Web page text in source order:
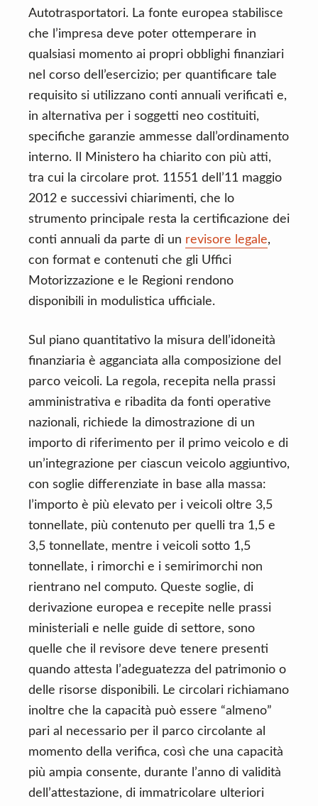
Autotrasportatori. La fonte europea stabilisce
che l’impresa deve poter ottemperare in
qualsiasi momento ai propri obblighi finanziari
nel corso dell’esercizio; per quantificare tale
requisito si utilizzano conti annuali verificati e,
in alternativa per i soggetti neo costituiti,
specifiche garanzie ammesse dall’ordinamento
interno. Il Ministero ha chiarito con più atti,
tra cui la circolare prot. 11551 dell’11 maggio
2012 e successivi chiarimenti, che lo
strumento principale resta la certificazione dei
conti annuali da parte di un revisore legale,
con format e contenuti che gli Uffici
Motorizzazione e le Regioni rendono
disponibili in modulistica ufficiale.
Sul piano quantitativo la misura dell’idoneità
finanziaria è agganciata alla composizione del
parco veicoli. La regola, recepita nella prassi
amministrativa e ribadita da fonti operative
nazionali, richiede la dimostrazione di un
importo di riferimento per il primo veicolo e di
un’integrazione per ciascun veicolo aggiuntivo,
con soglie differenziate in base alla massa:
l’importo è più elevato per i veicoli oltre 3,5
tonnellate, più contenuto per quelli tra 1,5 e
3,5 tonnellate, mentre i veicoli sotto 1,5
tonnellate, i rimorchi e i semirimorchi non
rientrano nel computo. Queste soglie, di
derivazione europea e recepite nelle prassi
ministeriali e nelle guide di settore, sono
quelle che il revisore deve tenere presenti
quando attesta l’adeguatezza del patrimonio o
delle risorse disponibili. Le circolari richiamano
inoltre che la capacità può essere “almeno”
pari al necessario per il parco circolante al
momento della verifica, così che una capacità
più ampia consente, durante l’anno di validità
dell’attestazione, di immatricolare ulteriori